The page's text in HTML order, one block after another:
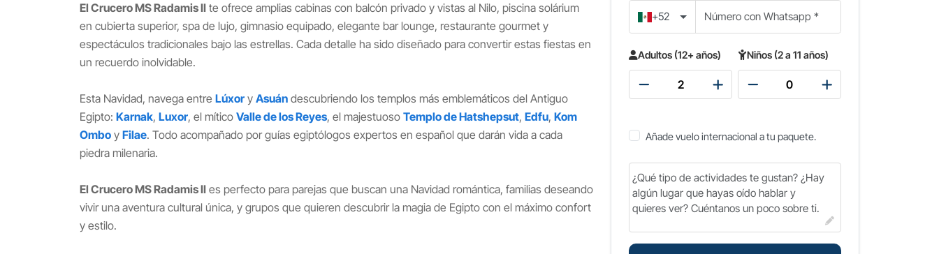
El Crucero MS Radamis II te ofrece amplias cabinas con balcón privado y vistas al Nilo, piscina solárium
en cubierta superior, spa de lujo, gimnasio equipado, elegante bar lounge, restaurante gourmet y
espectáculos tradicionales bajo las estrellas. Cada detalle ha sido diseñado para convertir estas fiestas en
un recuerdo inolvidable.
Esta Navidad, navega entre Lúxor y Asuán descubriendo los templos más emblemáticos del Antiguo
Egipto: Karnak, Luxor, el mítico Valle de los Reyes, el majestuoso Templo de Hatshepsut, Edfu, Kom
Ombo y Filae. Todo acompañado por guías egiptólogos expertos en español que darán vida a cada
piedra milenaria.
El Crucero MS Radamis II es perfecto para parejas que buscan una Navidad romántica, familias deseando
vivir una aventura cultural única, y grupos que quieren descubrir la magia de Egipto con el máximo confort
y estilo.
+52
Adultos (12+ años) Niños (2 a 11 años)
Añade vuelo internacional a tu paquete.